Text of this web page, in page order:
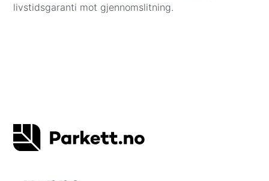
livstidsgaranti mot gjennomslitning.